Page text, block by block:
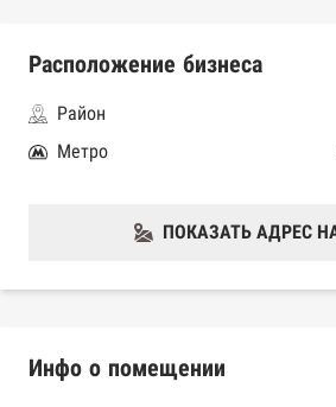
Расположение бизнеса
Район
Метро
ПОКАЗАТЬ АДРЕС
Инфо о помещении